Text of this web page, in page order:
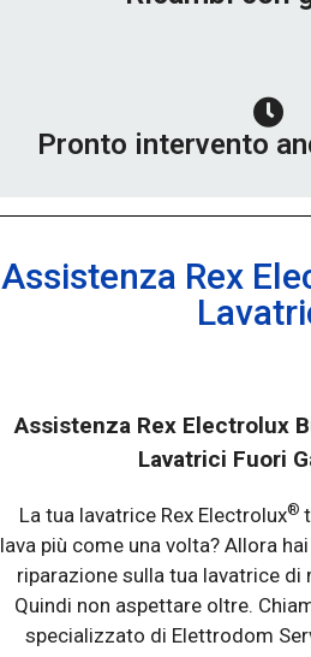
Pronto intervento
Assistenza Rex
Assistenza Rex Electrolux
Lavatrici Fuori
La tua lavatrice Rex Electrolux®
lava più come una volta? Allora
riparazione sulla tua lavatrice di
Quindi non aspettare oltre.
specializzato di Elettrodom